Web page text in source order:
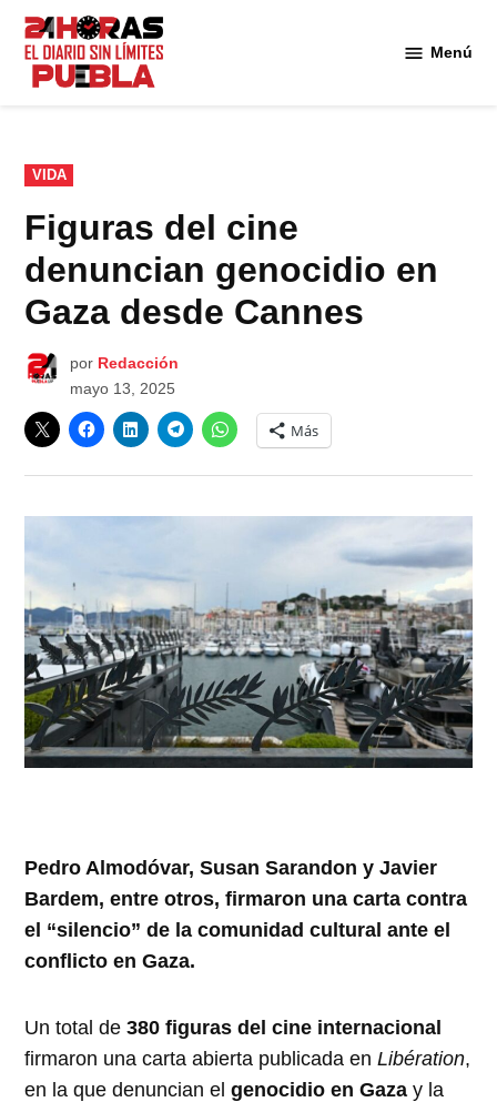
Saltar
contenido
Menú
PUBLICADO
EN
VIDA
Figuras del cine
denuncian genocidio en
Gaza desde Cannes
por Redacción
mayo 13, 2025
Más
Pedro Almodóvar, Susan Sarandon y Javier
Bardem, entre otros, firmaron una carta contra
el “silencio” de la comunidad cultural ante el
conflicto en Gaza.
Un total de380 figuras del cine internacional
firmaron una carta abierta publicada enLibération,
en la que denuncian elgenocidio en Gaza y la